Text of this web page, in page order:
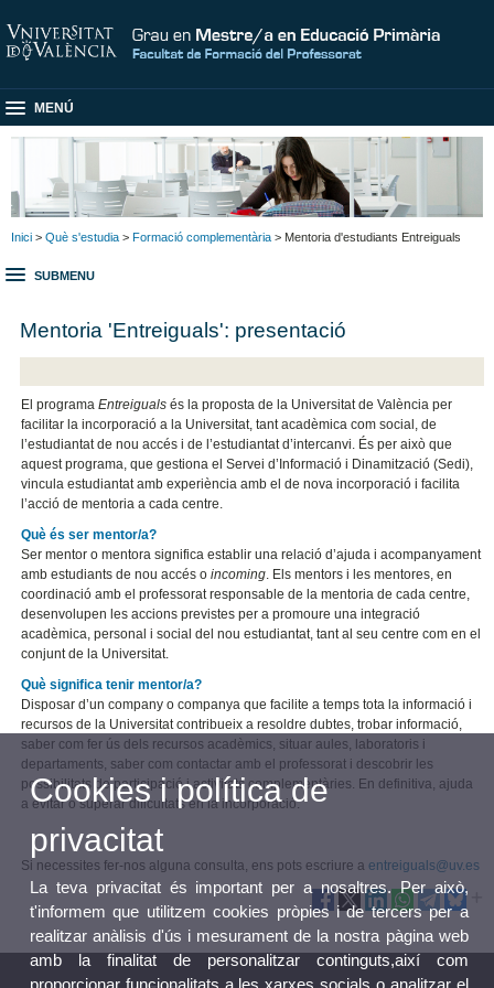
MENÚ
Inici > Què s'estudia > Formació complementària > Mentoria d'estudiants Entreiguals
SUBMENU
Mentoria 'Entreiguals': presentació
El programaEntreigualsés la proposta de la Universitat de València per
facilitar la incorporació a la Universitat, tant acadèmica com social, de
l’estudiantat de nou accés i de l’estudiantat d’intercanvi. És per això que
aquest programa, que gestiona el Servei d’Informació i Dinamització (Sedi),
vincula estudiantat amb experiència amb el de nova incorporació i facilita
l’acció de mentoria a cada centre.
Què és ser mentor/a?
Ser mentor o mentora significa establir una relació d’ajuda i acompanyament
amb estudiants de nou accés oincoming. Els mentors i les mentores, en
coordinació amb el professorat responsable de la mentoria de cada centre,
desenvolupen les accions previstes per a promoure una integració
acadèmica, personal i social del nou estudiantat, tant al seu centre com en el
conjunt de la Universitat.
Què significa tenir mentor/a?
Disposar d’un company o companya que facilite a temps tota la informació i
recursos de la Universitat contribueix a resoldre dubtes, trobar informació,
saber com fer ús dels recursos acadèmics, situar aules, laboratoris i
departaments, saber com contactar amb el professorat i descobrir les
possibilitats de participació i activitats complementàries. En definitiva, ajuda
a evitar o superar dificultats en la incorporació.
Si necessites fer-nos alguna consulta, ens pots escriure a entreiguals@uv.es
Cookies i política de
privacitat
La teva privacitat és important per a nosaltres. Per això,
t'informem que utilitzem cookies pròpies i de tercers per a
realitzar anàlisis d'ús i mesurament de la nostra pàgina web
amb la finalitat de personalitzar continguts,així com
proporcionar funcionalitats a les xarxes socials o analitzar el